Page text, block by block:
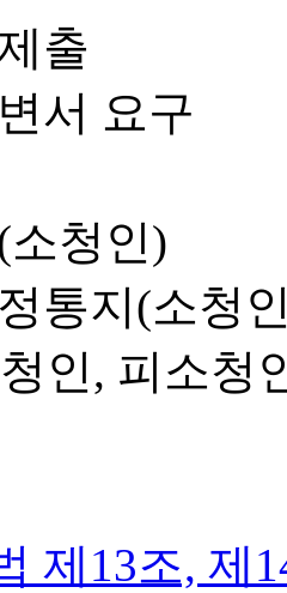
출
서 요구
소청인)
통지(소청
인, 피소청
제13조, 제